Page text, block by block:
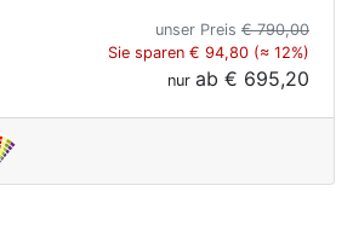
unser Preis € 790,00
Sie sparen € 94,80 (≈ 12%)
nur ab € 695,20